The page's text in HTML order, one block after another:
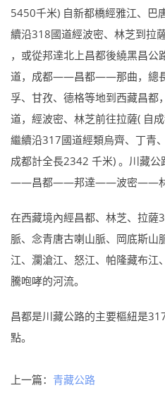
5450千米) 自新都橋經雅江、巴
續沿318國道經波密、林芝到拉
，或從邦達北上昌都後繞黑昌公
道，成都——昌都——那曲，總
孚、甘孜、德格等地到西藏昌都
道，經波密、林芝前往拉薩( 自
繼續沿317國道經類烏齊、丁青
成都計全長2342 千米) 。川藏
——昌都——邦達——波密——林
在西藏境內經昌都、林芝、拉薩
脈、念青唐古喇山脈、岡底斯山
江、瀾滄江、怒江、帕隆藏布江
騰咆哮的河流。
昌都是川藏公路的主要樞紐是
點。
上一篇： 青藏公路